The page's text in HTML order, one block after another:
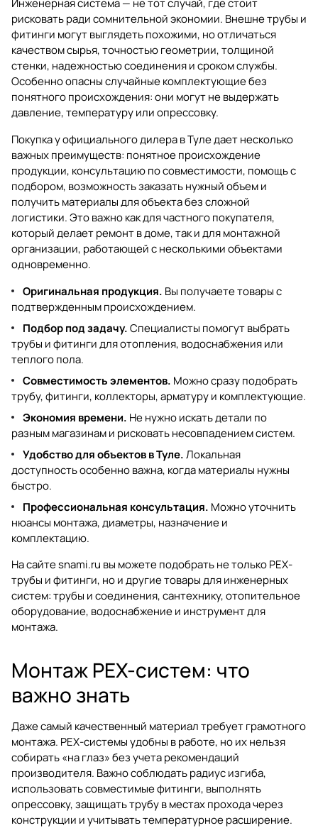
Инженерная система — не тот случай, где стоит
рисковать ради сомнительной экономии. Внешне трубы и
фитинги могут выглядеть похожими, но отличаться
качеством сырья, точностью геометрии, толщиной
стенки, надежностью соединения и сроком службы.
Особенно опасны случайные комплектующие без
понятного происхождения: они могут не выдержать
давление, температуру или опрессовку.
Покупка у официального дилера в Туле дает несколько
важных преимуществ: понятное происхождение
продукции, консультацию по совместимости, помощь с
подбором, возможность заказать нужный объем и
получить материалы для объекта без сложной
логистики. Это важно как для частного покупателя,
который делает ремонт в доме, так и для монтажной
организации, работающей с несколькими объектами
одновременно.
Оригинальная продукция. Вы получаете товары с
подтвержденным происхождением.
Подбор под задачу.Специалисты помогут выбрать
трубы и фитинги для отопления, водоснабжения или
теплого пола.
Совместимость элементов. Можно сразу подобрать
трубу, фитинги, коллекторы, арматуру и комплектующие.
Экономия времени. Не нужно искать детали по
разным магазинам и рисковать несовпадением систем.
Удобство для объектов в Туле.Локальная
доступность особенно важна, когда материалы нужны
быстро.
Профессиональная консультация. Можно уточнить
нюансы монтажа, диаметры, назначение и
комплектацию.
На сайтеsnami.ru вы можете подобрать не толькоPEX-
трубы и фитинги, но и другие товары для инженерных
систем:трубы и соединения,сантехнику,отопительное
оборудование, водоснабжениеи инструмент для
монтажа.
Монтаж PEX-систем: что
важно знать
Даже самый качественный материал требует грамотного
монтажа. PEX-системы удобны в работе, но их нельзя
собирать «на глаз» без учета рекомендаций
производителя. Важно соблюдать радиус изгиба,
использовать совместимые фитинги, выполнять
опрессовку, защищать трубу в местах прохода через
конструкции и учитывать температурное расширение.